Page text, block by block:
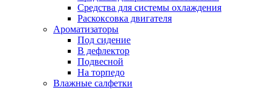
Средства для системы охлаждения
Раскоксовка двигателя
Ароматизаторы
Под сидение
В дефлектор
Подвесной
На торпедо
Влажные салфетки